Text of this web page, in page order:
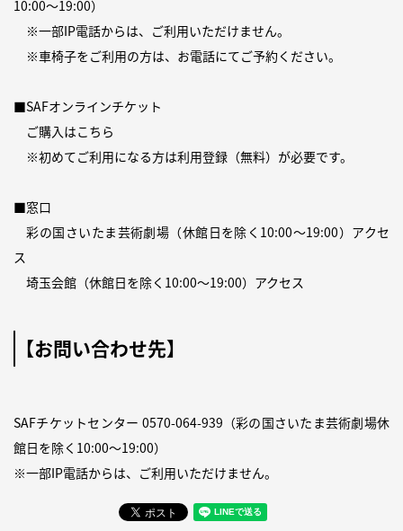
10:00〜19:00）
※一部IP電話からは、ご利用いただけません。
※車椅子をご利用の方は、お電話にてご予約ください。
■SAFオンラインチケット
ご購入はこちら
※初めてご利用になる方は利用登録（無料） が必要です。
■窓口
彩の国さいたま芸術劇場（休館日を除く10:00～19:00） アクセ
ス
埼玉会館（休館日を除く10:00～19:00） アクセス
【お問い合わせ先】
SAFチケットセンター 0570-064-939 （彩の国さいたま芸術劇場休
館日を除く10:00～19:00）
※一部IP電話からは、ご利用いただけません。